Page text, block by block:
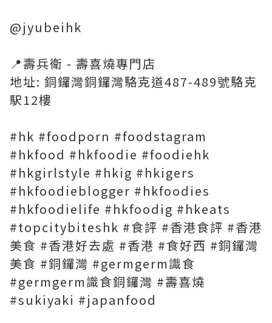
@jyubeihk
📍壽兵衛 - 壽喜燒專門店
地址: 銅鑼灣銅鑼灣駱克道487-489號駱克
駅12樓
#hk #foodporn #foodstagram
#hkfood #hkfoodie #foodiehk
#hkgirlstyle #hkig #hkigers
#hkfoodieblogger #hkfoodies
#hkfoodielife #hkfoodig #hkeats
#topcitybiteshk #食評 #香港食評 #香港
美食 #香港好去處 #香港 #食好西 #銅鑼灣
美食 #銅鑼灣 #germgerm識食
#germgerm識食銅鑼灣 #壽喜燒
#sukiyaki #japanfood